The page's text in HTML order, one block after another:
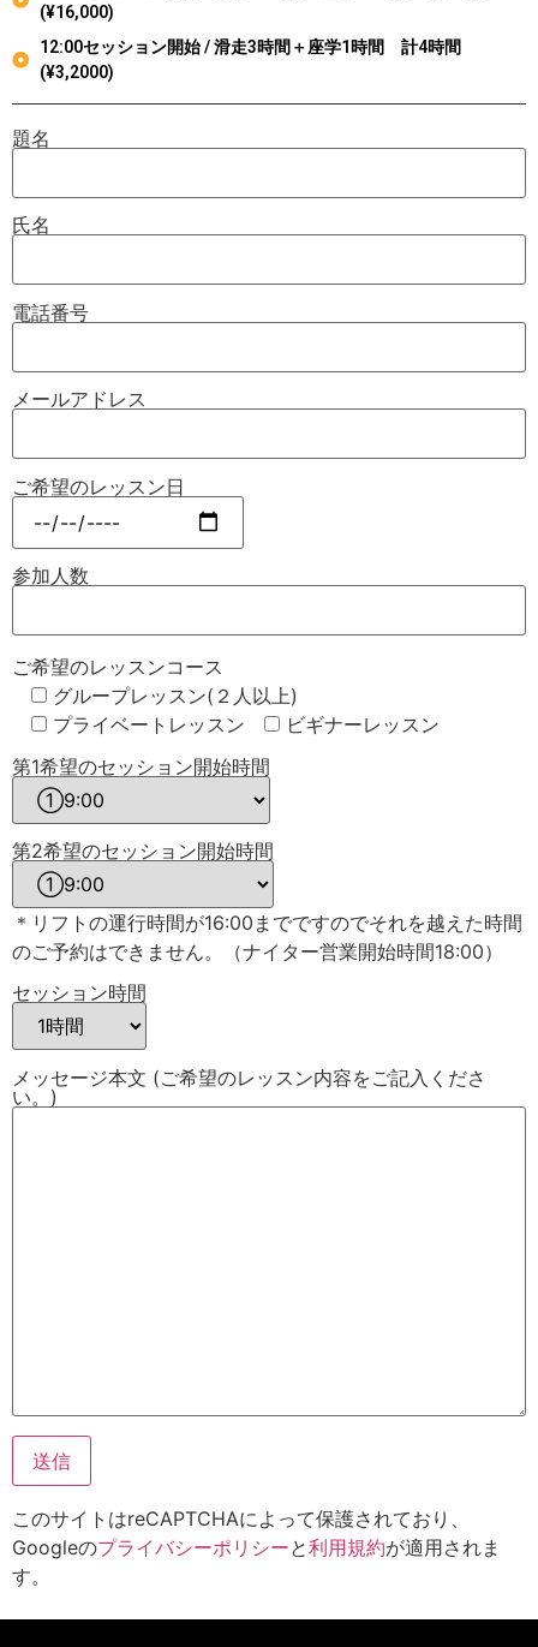
(¥16,000)
12:00セッション開始 / 滑走3時間＋座学1時間 計4時間
(¥3,2000)
題名
氏名
電話番号
メールアドレス
ご希望のレッスン日
参加人数
ご希望のレッスンコース
グループレッスン(２人以上)
プライベートレッスン
ビギナーレッスン
第1希望のセッション開始時間
第2希望のセッション開始時間
＊リフトの運行時間が16:00までですのでそれを越えた時間
のご予約はできません。（ナイター営業開始時間18:00）
セッション時間
メッセージ本文 (ご希望のレッスン内容をご記入くださ
い。)
このサイトはreCAPTCHAによって保護されており、
Googleのプライバシーポリシーと利用規約が適用されま
す。